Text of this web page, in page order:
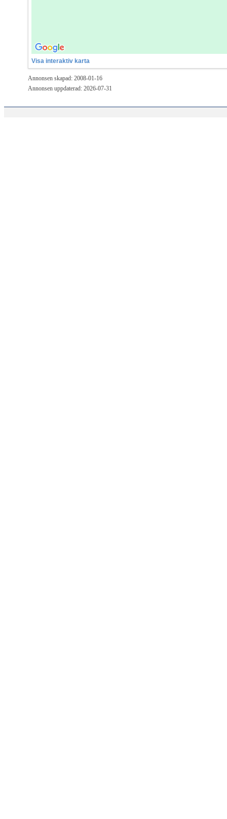
Visa interaktiv karta
Annonsen skapad: 2008-01-16
Annonsen uppdaterad: 2026-07-31